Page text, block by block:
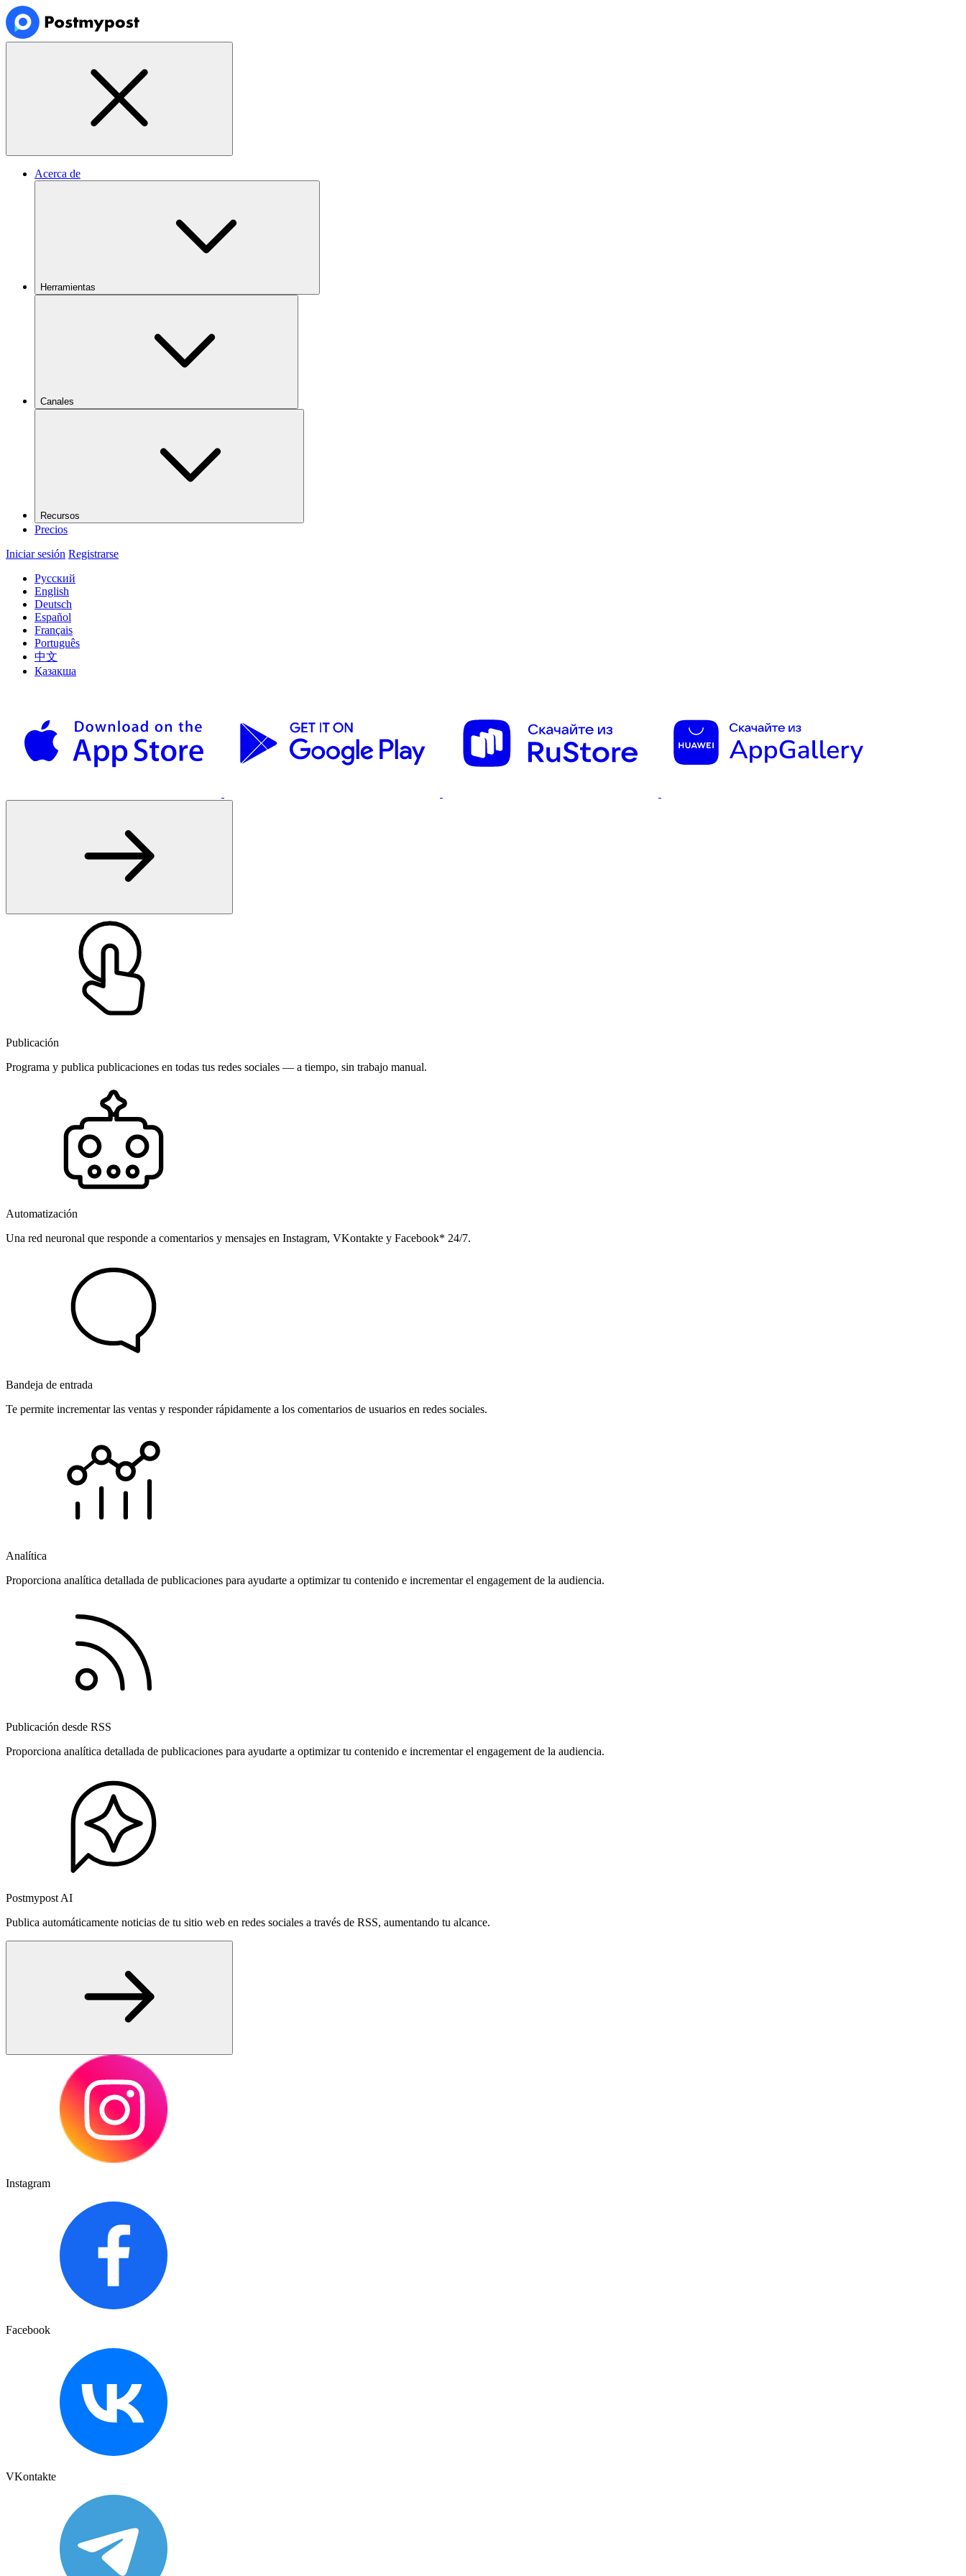
Acerca de
Herramientas
Canales
Recursos
Precios
Iniciar sesión Registrarse
Русский
English
Deutsch
Español
Français
Português
中文
Қазақша
Publicación
Programa y publica publicaciones en todas tus redes sociales — a tiempo, sin trabajo manual.
Automatización
Una red neuronal que responde a comentarios y mensajes en Instagram, VKontakte y Facebook* 24/7.
Bandeja de entrada
Te permite incrementar las ventas y responder rápidamente a los comentarios de usuarios en redes sociales.
Analítica
Proporciona analítica detallada de publicaciones para ayudarte a optimizar tu contenido e incrementar el engagement de la audiencia.
Publicación desde RSS
Proporciona analítica detallada de publicaciones para ayudarte a optimizar tu contenido e incrementar el engagement de la audiencia.
Postmypost AI
Publica automáticamente noticias de tu sitio web en redes sociales a través de RSS, aumentando tu alcance.
Instagram
Facebook
VKontakte